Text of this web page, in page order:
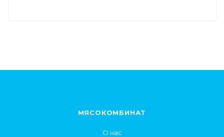
МЯСОКОМБИНАТ
О нас